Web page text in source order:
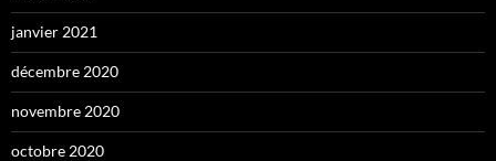
janvier 2021
décembre 2020
novembre 2020
octobre 2020